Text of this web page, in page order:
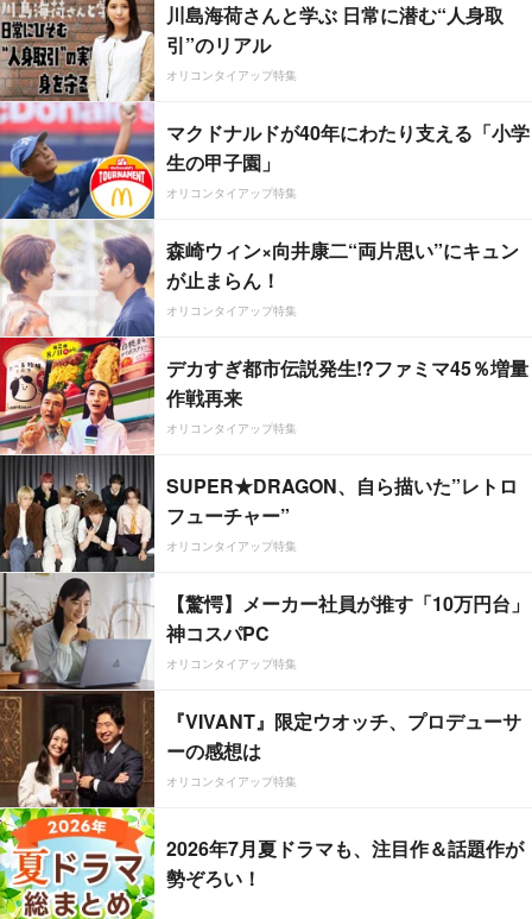
川島海荷さんと学ぶ 日常に潜む“人身取
引”のリアル
オリコンタイアップ特集
マクドナルドが40年にわたり支える「小学
生の甲子園」
オリコンタイアップ特集
森崎ウィン×向井康二“両片思い”にキュン
が止まらん！
オリコンタイアップ特集
デカすぎ都市伝説発生!?ファミマ45％増量
作戦再来
オリコンタイアップ特集
SUPER★DRAGON、自ら描いた”レトロ
フューチャー”
オリコンタイアップ特集
【驚愕】メーカー社員が推す「10万円台」
神コスパPC
オリコンタイアップ特集
『VIVANT』限定ウオッチ、プロデューサ
ーの感想は
オリコンタイアップ特集
2026年7月夏ドラマも、注目作＆話題作が
勢ぞろい！